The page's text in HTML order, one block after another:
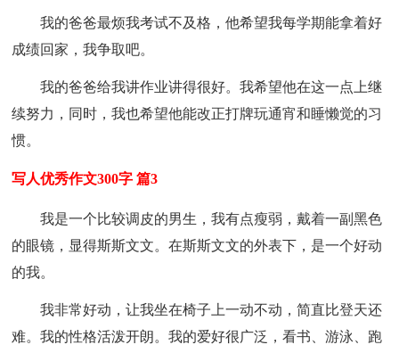
我的爸爸最烦我考试不及格，他希望我每学期能拿着好
成绩回家，我争取吧。
我的爸爸给我讲作业讲得很好。我希望他在这一点上继
续努力，同时，我也希望他能改正打牌玩通宵和睡懒觉的习
惯。
写人优秀作文300字 篇3
我是一个比较调皮的男生，我有点瘦弱，戴着一副黑色
的眼镜，显得斯斯文文。在斯斯文文的外表下，是一个好动
的我。
我非常好动，让我坐在椅子上一动不动，简直比登天还
难。我的性格活泼开朗。我的爱好很广泛，看书、游泳、跑